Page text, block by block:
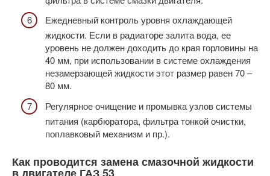
Ежедневный контроль уровня охлаждающей
жидкости. Если в радиаторе залита вода, ее
уровень не должен доходить до края горловины на
40 мм, при использовании в системе охлаждения
незамерзающей жидкости этот размер равен 70 –
80 мм.
Регулярное очищение и промывка узлов системы
питания (карбюратора, фильтра тонкой очистки,
поплавковый механизм и пр.).
Как проводится замена смазочной жидкости
в двигателе ГАЗ 53